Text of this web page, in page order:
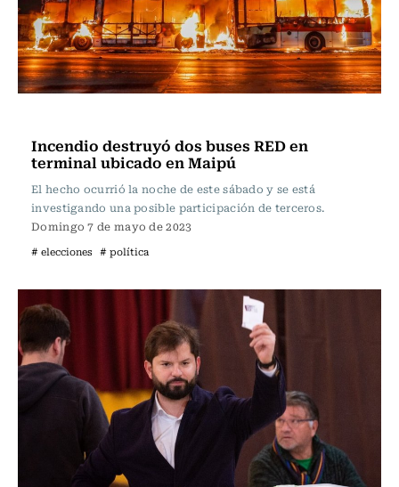
Incendio destruyó dos buses RED en
terminal ubicado en Maipú
El hecho ocurrió la noche de este sábado y se está
investigando una posible participación de terceros.
Domingo 7 de mayo de 2023
# elecciones # política